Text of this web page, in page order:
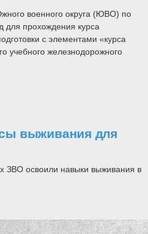
военного округа (ЮВО) по
для прохождения курса
с элементами «курса
учебного железнодорожного
выживания для
ЗВО освоили навыки выживания в